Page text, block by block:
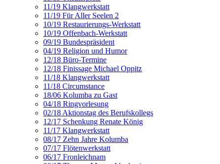
11/19 Klangwerkstatt
11/19 Für Aller Seelen 2
10/19 Restaurierungs-Werkstatt
10/19 Offenbach-Werkstatt
09/19 Bundespräsident
04/19 Religion und Humor
12/18 Büro-Termine
12/18 Finissage Michael Oppitz
11/18 Klangwerkstatt
11/18 Circumstance
18/06 Kolumba zu Gast
04/18 Ringvorlesung
02/18 Aktionstag des Berufskollegs
12/17 Schenkung Renate König
11/17 Klangwerkstatt
08/17 Zehn Jahre Kolumba
07/17 Flötenwerkstatt
06/17 Fronleichnam